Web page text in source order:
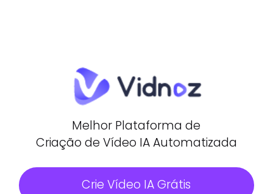
Melhor Plataforma de
Criação de Vídeo IA Automatizada
Crie Vídeo IA Grátis